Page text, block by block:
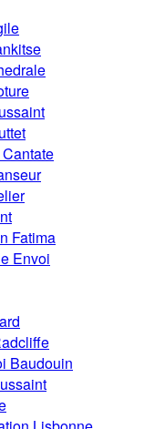
Fatima
Envoi
Baudouin